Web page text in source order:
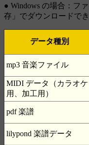
● Windows の場合：フ
存」でダウンロードでき
データ種別
mp3 音楽ファイル
MIDI データ（カラオケ
用、加工用）
pdf 楽譜
lilypond 楽譜データ